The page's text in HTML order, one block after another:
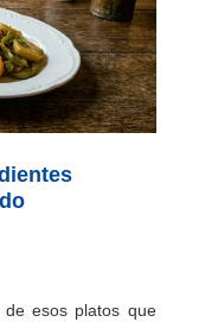
esos platos que